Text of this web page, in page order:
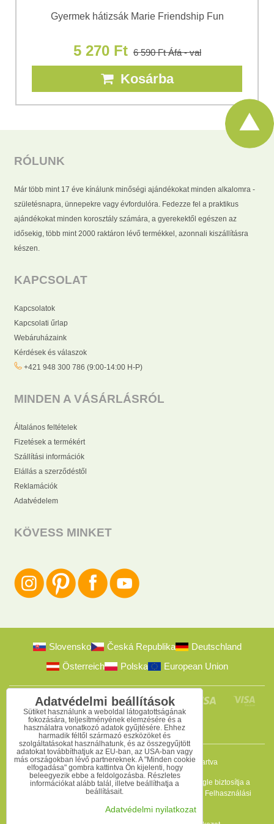
Gyermek hátizsák Marie Friendship Fun
5 270 Ft 6 590 FtÁfá - val
Kosárba
RÓLUNK
Már több mint 17 éve kínálunk minőségi ajándékokat minden alkalomra -
születésnapra, ünnepekre vagy évfordulóra. Fedezze fel a praktikus
ajándékokat minden korosztály számára, a gyerekektől egészen az
idősekig, több mint 2000 raktáron lévő termékkel, azonnali kiszállításra
készen.
KAPCSOLAT
Kapcsolatok
Kapcsolati űrlap
Webáruházaink
Kérdések és válaszok
+421 948 300 786 (9:00-14:00 H-P)
MINDEN A VÁSÁRLÁSRÓL
Általános feltételek
Fizetések a termékért
Szállítási információk
Elállás a szerződéstől
Reklamációk
Adatvédelem
KÖVESS MINKET
Slovensko Česká Republika
Deutschland
Österreich
Polska European Union
2009-2026 © Bomba s.r.o. Minden jog fenntartva
Ez az oldal reCAPTCHA programmal védett, és a Google biztosítja a
védelmet. Érvényesek azAdatvédelmi szabályzat
Felhasználási
feltételek .
Adatvédelmi beállítások
Sütiket használunk a weboldal látogatottságának
fokozására, teljesítményének elemzésére és a
használatra vonatkozó adatok gyűjtésére. Ehhez
harmadik féltől származó eszközöket és
szolgáltatásokat használhatunk, és az összegyűjtött
adatokat továbbíthatjuk az EU-ban, az USA-ban vagy
más országokban lévő partnereknek. A "Minden cookie
elfogadása" gombra kattintva Ön kijelenti, hogy
beleegyezik ebbe a feldolgozásba. Részletes
információkat alább talál, illetve beállíthatja a
beállításait.
Adatvédelmi nyilatkozat